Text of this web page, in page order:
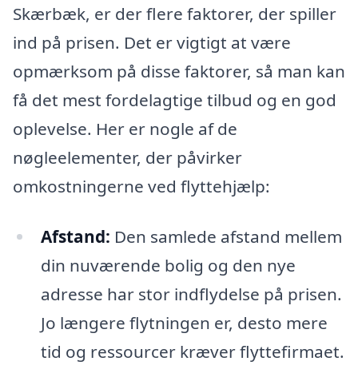
Skærbæk, er der flere faktorer, der spiller
ind på prisen. Det er vigtigt at være
opmærksom på disse faktorer, så man kan
få det mest fordelagtige tilbud og en god
oplevelse. Her er nogle af de
nøgleelementer, der påvirker
omkostningerne ved flyttehjælp:
Afstand: Den samlede afstand mellem
din nuværende bolig og den nye
adresse har stor indflydelse på prisen.
Jo længere flytningen er, desto mere
tid og ressourcer kræver flyttefirmaet.